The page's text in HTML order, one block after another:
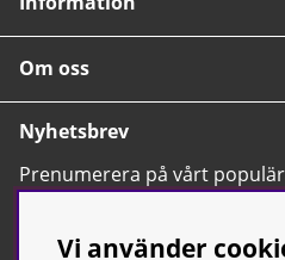
Om oss
Nyhetsbrev
Prenumerera på vårt
tips, nyheter och våra allra
Vi använder